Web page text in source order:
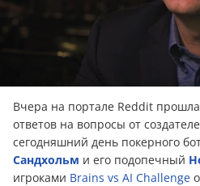
Вчера на портале Reddit
ответов на вопросы от
сегодняшний день покерного
Сандхольм и его подопечный
игроками Brains vs AI Challenge